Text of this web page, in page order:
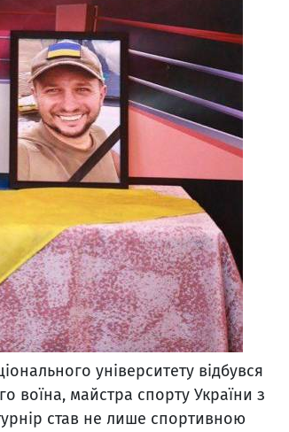
університету відбувся
воїна, майстра спорту України з
став не лише спортивною